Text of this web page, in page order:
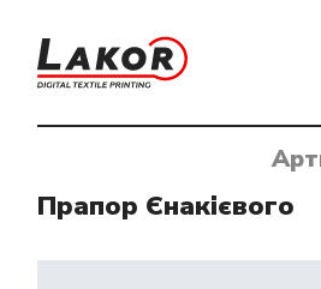
Нічого не
Прапор Єнакієвого